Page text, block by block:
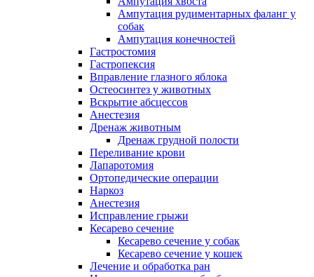
Ампутация рудиментарных фаланг у
собак
Ампутация конечностей
Гастростомия
Гастропексия
Вправление глазного яблока
Остеосинтез у животных
Вскрытие абсцессов
Анестезия
Дренаж животным
Дренаж грудной полости
Переливание крови
Лапаротомия
Ортопедические операции
Наркоз
Анестезия
Исправление грыжи
Кесарево сечение
Кесарево сечение у собак
Кесарево сечение у кошек
Лечение и обработка ран